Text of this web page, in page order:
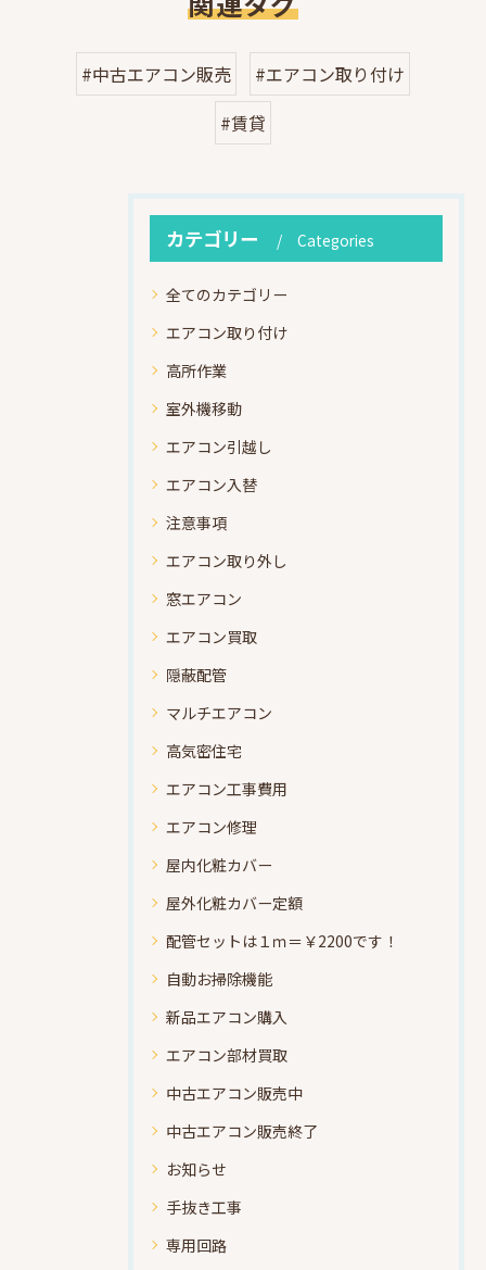
#中古エアコン販売
#エアコン取り付け
#賃貸
カテゴリー Categories
全てのカテゴリー
エアコン取り付け
高所作業
室外機移動
エアコン引越し
エアコン入替
注意事項
エアコン取り外し
窓エアコン
エアコン買取
隠蔽配管
マルチエアコン
高気密住宅
エアコン工事費用
エアコン修理
屋内化粧カバー
屋外化粧カバー定額
配管セットは１ｍ＝￥2200です！
自動お掃除機能
新品エアコン購入
エアコン部材買取
中古エアコン販売中
中古エアコン販売終了
お知らせ
手抜き工事
専用回路